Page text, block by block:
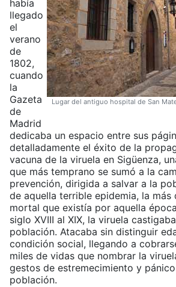
Lugar del antiguo hospital de San
había
llegado
el
verano
de
1802,
cuando
la
Gazeta
de
Madrid
dedicaba un espacio entre sus
detalladamente el éxito de la
vacuna de la viruela en Sigüenza,
que más temprano se sumó a la
prevención, dirigida a salvar a la
de aquella terrible epidemia, la más
mortal que existía por aquella
siglo XVIII al XIX, la viruela
población. Atacaba sin distinguir
condición social, llegando a
miles de vidas que nombrar la
gestos de estremecimiento y
población.